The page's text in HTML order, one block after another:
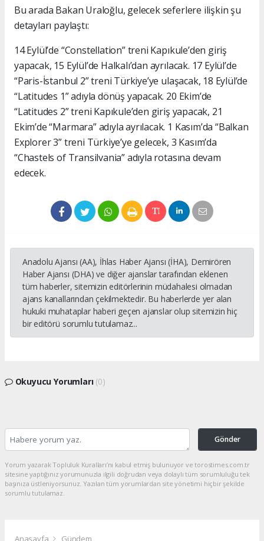
Bu arada Bakan Uraloğlu, gelecek seferlere ilişkin şu
detayları paylaştı:
14 Eylül’de “Constellation” treni Kapıkule’den giriş
yapacak, 15 Eylül’de Halkalı’dan ayrılacak. 17 Eylül’de
“Paris-İstanbul 2” treni Türkiye’ye ulaşacak, 18 Eylül’de
“Latitudes 1” adıyla dönüş yapacak. 20 Ekim’de
“Latitudes 2” treni Kapıkule’den giriş yapacak, 21
Ekim’de “Marmara” adıyla ayrılacak. 1 Kasım’da “Balkan
Explorer 3” treni Türkiye’ye gelecek, 3 Kasım’da
“Chastels of Transilvania” adıyla rotasına devam
edecek.
Anadolu Ajansı (AA), İhlas Haber Ajansı (İHA), Demirören
Haber Ajansı (DHA) ve diğer ajanslar tarafından eklenen
tüm haberler, sitemizin editörlerinin müdahalesi olmadan
ajans kanallarından çekilmektedir. Bu haberlerde yer alan
hukuki muhataplar haberi geçen ajanslar olup sitemizin hiç
bir editörü sorumlu tutulamaz...
Okuyucu Yorumları (0)
Gönder
Yorum yazarak Topluluk Kuralları’nı kabul etmiş bulunuyor ve torostimes.com.tr
sitesine yaptığınız yorumunuzla ilgili doğrudan veya dolaylı tüm sorumluluğu tek
başınıza üstleniyorsunuz. Yazılan tüm yorumlardan site yönetimi hiçbir şekilde
sorumlu tutulamaz.
Anasayfa Gündem